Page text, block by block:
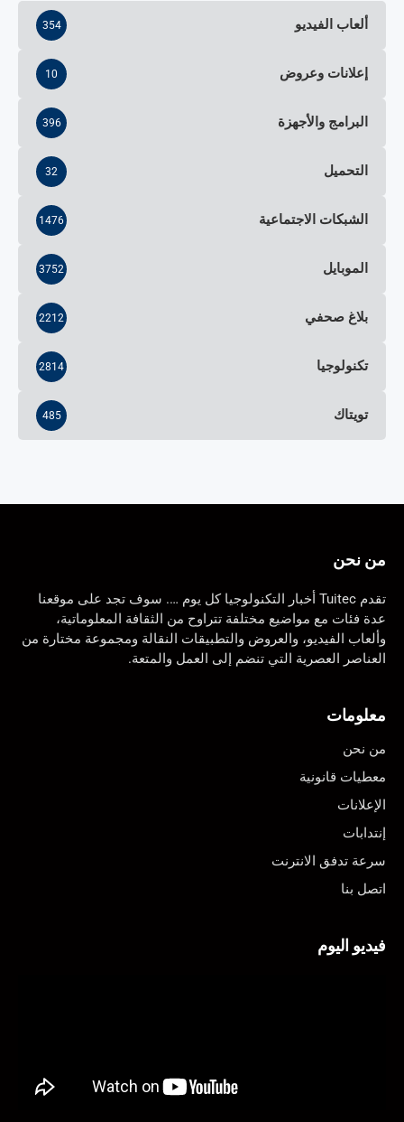
ألعاب الفيديو 354
إعلانات وعروض 10
البرامج والأجهزة 396
التحميل 32
الشبكات الاجتماعية 1476
الموبايل 3752
بلاغ صحفي 2212
تكنولوجيا 2814
تويتاك 485
من نحن
تقدم Tuitec أخبار التكنولوجيا كل يوم …. سوف تجد على موقعنا
عدة فئات مع مواضيع مختلفة تتراوح من الثقافة المعلوماتية،
وألعاب الفيديو، والعروض والتطبيقات النقالة ومجموعة مختارة من
العناصر العصرية التي تنضم إلى العمل والمتعة.
معلومات
من نحن
معطيات قانونية
الإعلانات
إنتدابات
سرعة تدفق الانترنت
اتصل بنا
فيديو اليوم